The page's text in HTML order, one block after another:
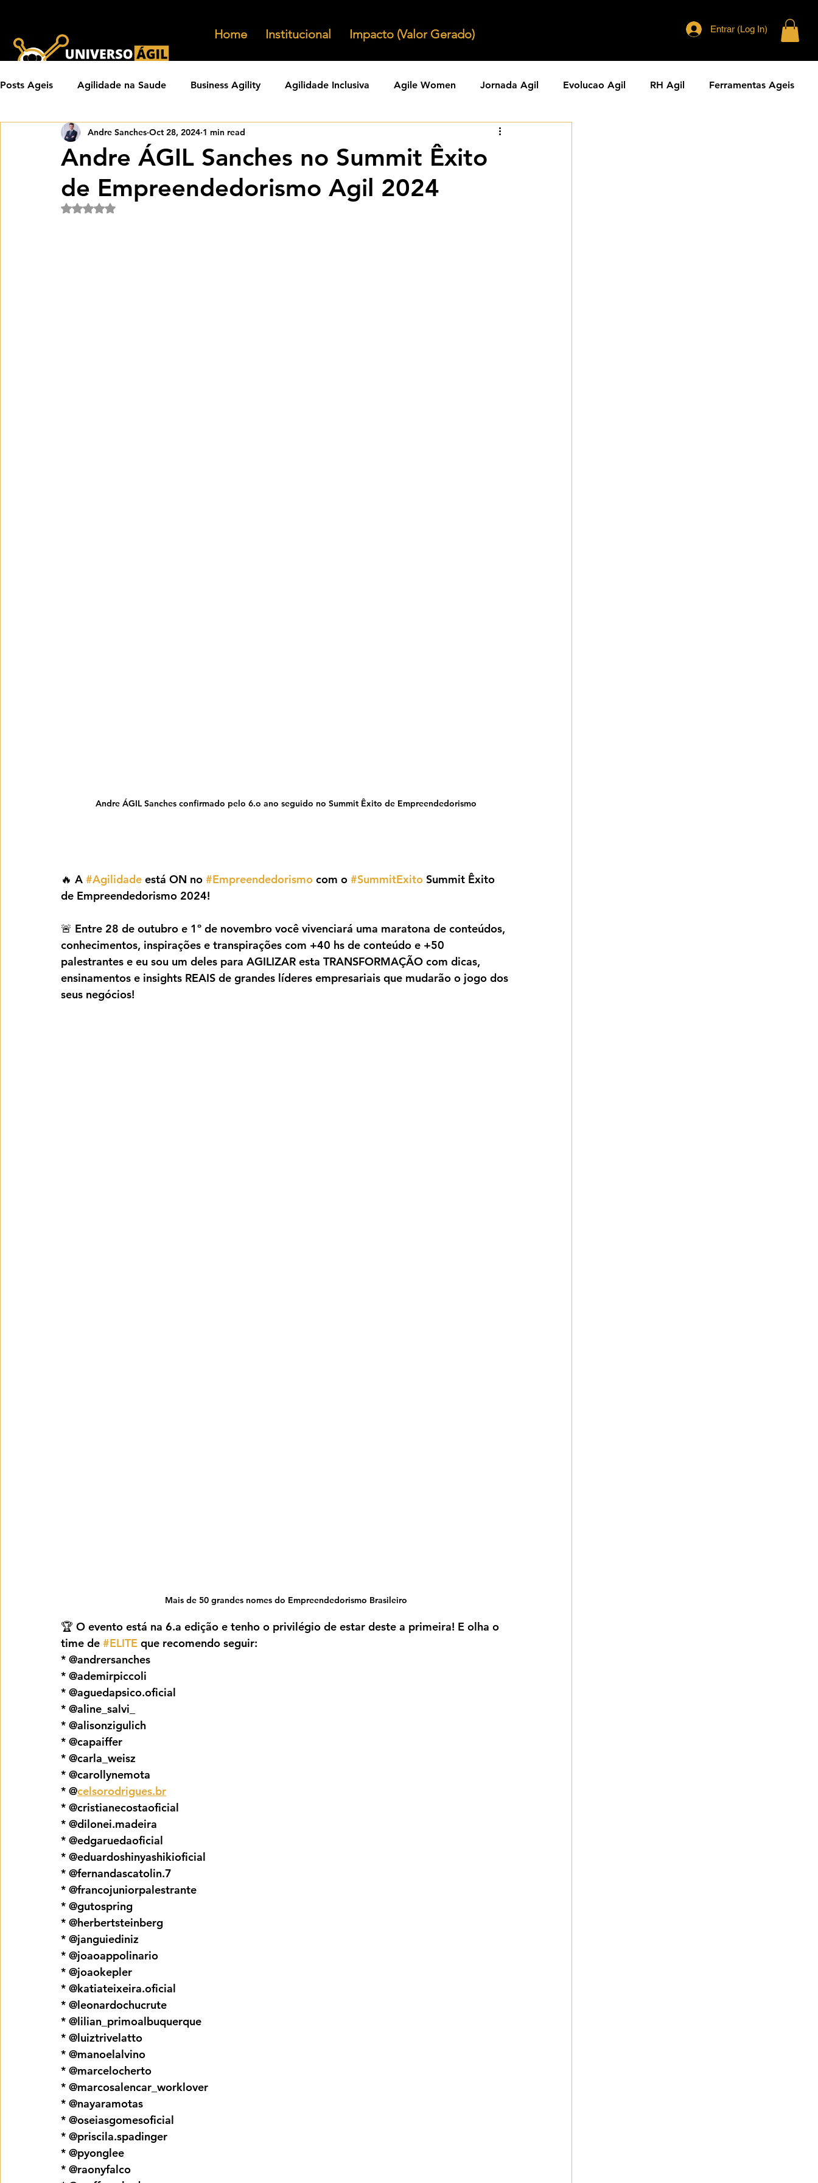
Home Institucional Impacto (Valor Gerado) Entrar (Log In)
Posts Ageis Agilidade na Saude Business Agility Agilidade Inclusiva Agile Women Jornada Agil Evolucao Agil RH Agil Ferramentas Ageis
Carreiras Ageis Agilidade em Produtos Jornal Agil
Eventos Ageis Agilidade Em Escala Learning Agility Comunidades Ageis
Andre ÁGIL Sanches no Summit Êxito
de Empreendedorismo Agil 2024
Andre Sanches Oct 28, 2024 1 min read
Rated NaN out of 5 stars.
Andre ÁGIL Sanches confirmado pelo 6.o ano seguido no Summit Êxito de Empreendedorismo
🔥 A #Agilidade está ON no #Empreendedorismo com o #SummitExito Summit Êxito
de Empreendedorismo 2024!
🚨 Entre 28 de outubro e 1º de novembro você vivenciará uma maratona de conteúdos,
conhecimentos, inspirações e transpirações com +40 hs de conteúdo e +50
palestrantes e eu sou um deles para AGILIZAR esta TRANSFORMAÇÃO com dicas,
ensinamentos e insights REAIS de grandes líderes empresariais que mudarão o jogo dos
seus negócios!
Mais de 50 grandes nomes do Empreendedorismo Brasileiro
🏆 O evento está na 6.a edição e tenho o privilégio de estar deste a primeira! E olha o
time de #ELITE que recomendo seguir:
* @andrersanches
* @ademirpiccoli
* @aguedapsico.oficial
* @aline_salvi_
* @alisonzigulich
* @capaiffer
* @carla_weisz
* @carollynemota
* @celsorodrigues.br
* @cristianecostaoficial
* @dilonei.madeira
* @edgaruedaoficial
* @eduardoshinyashikioficial
* @fernandascatolin.7
* @francojuniorpalestrante
* @gutospring
* @herbertsteinberg
* @janguiediniz
* @joaoappolinario
* @joaokepler
* @katiateixeira.oficial
* @leonardochucrute
* @lilian_primoalbuquerque
* @luiztrivelatto
* @manoelalvino
* @marcelocherto
* @marcosalencar_worklover
* @nayaramotas
* @oseiasgomesoficial
* @priscila.spadinger
* @pyonglee
* @raonyfalco